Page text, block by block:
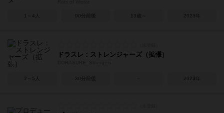
1～4人 90分前後 13歳～ 2023年
ドラスレ：ストレンジャーズ（拡張）
2～5人 30分前後 2023年